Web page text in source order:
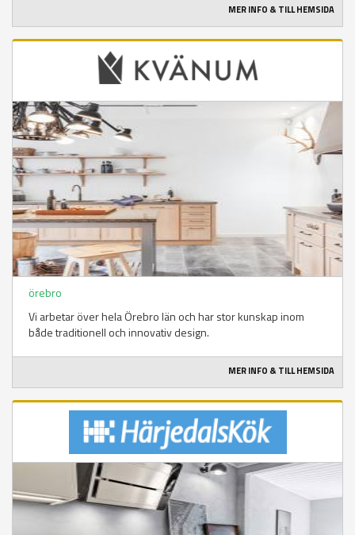
MER INFO & TILL HEMSIDA
örebro
Vi arbetar över hela Örebro län och har stor kunskap inom
både traditionell och innovativ design.
MER INFO & TILL HEMSIDA